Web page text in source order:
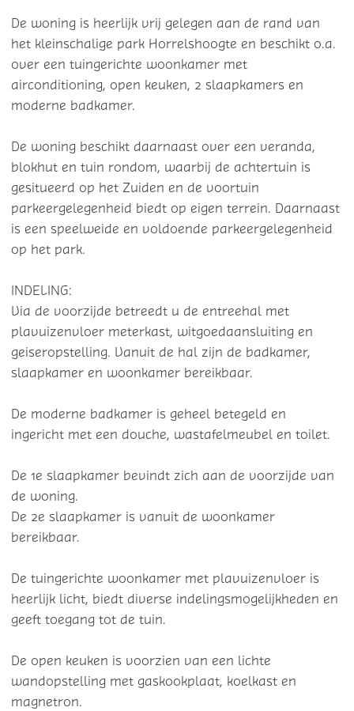
De woning is heerlijk vrij gelegen aan de rand van
het kleinschalige park Horrelshoogte en beschikt o.a.
over een tuingerichte woonkamer met
airconditioning, open keuken, 2 slaapkamers en
moderne badkamer.
De woning beschikt daarnaast over een veranda,
blokhut en tuin rondom, waarbij de achtertuin is
gesitueerd op het Zuiden en de voortuin
parkeergelegenheid biedt op eigen terrein. Daarnaast
is een speelweide en voldoende parkeergelegenheid
op het park.
INDELING:
Via de voorzijde betreedt u de entreehal met
plavuizenvloer meterkast, witgoedaansluiting en
geiseropstelling. Vanuit de hal zijn de badkamer,
slaapkamer en woonkamer bereikbaar.
De moderne badkamer is geheel betegeld en
ingericht met een douche, wastafelmeubel en toilet.
De 1e slaapkamer bevindt zich aan de voorzijde van
de woning.
De 2e slaapkamer is vanuit de woonkamer
bereikbaar.
De tuingerichte woonkamer met plavuizenvloer is
heerlijk licht, biedt diverse indelingsmogelijkheden en
geeft toegang tot de tuin.
De open keuken is voorzien van een lichte
wandopstelling met gaskookplaat, koelkast en
magnetron.